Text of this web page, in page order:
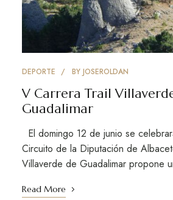
DEPORTE BY JOSEROLDAN
V Carrera Trail
Guadalimar
El domingo 12 de junio se
Circuito de la Diputación de
Villaverde de Guadalimar propone
Read More